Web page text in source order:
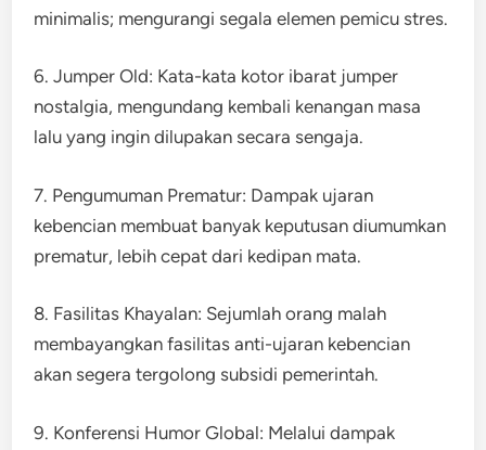
minimalis; mengurangi segala elemen pemicu stres.
6. Jumper Old: Kata-kata kotor ibarat jumper
nostalgia, mengundang kembali kenangan masa
lalu yang ingin dilupakan secara sengaja.
7. Pengumuman Prematur: Dampak ujaran
kebencian membuat banyak keputusan diumumkan
prematur, lebih cepat dari kedipan mata.
8. Fasilitas Khayalan: Sejumlah orang malah
membayangkan fasilitas anti-ujaran kebencian
akan segera tergolong subsidi pemerintah.
9. Konferensi Humor Global: Melalui dampak